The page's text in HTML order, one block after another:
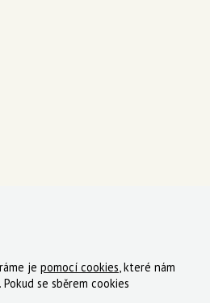
Kde nakoupit
je pomocí cookies, které nám
se sběrem cookies